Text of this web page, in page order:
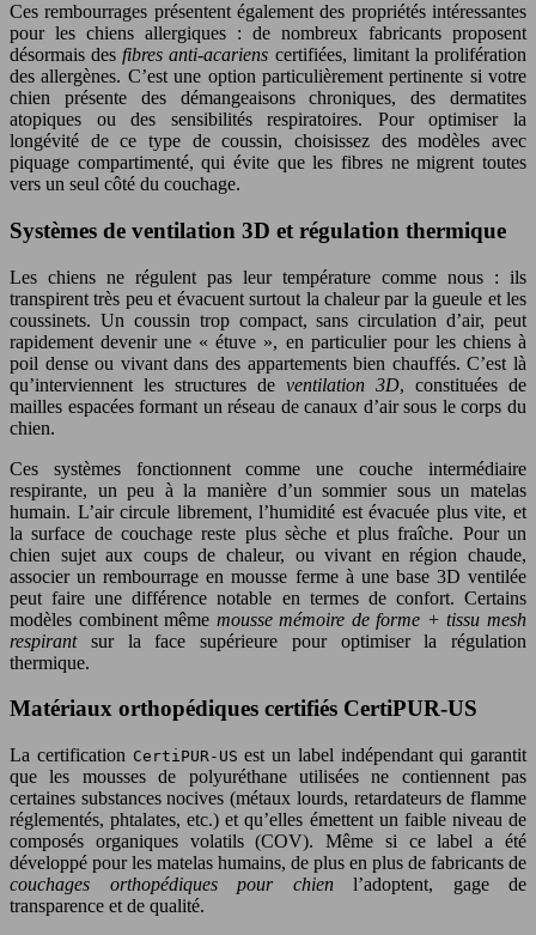
Ces rembourrages présentent également des propriétés intéressantes
pour les chiens allergiques : de nombreux fabricants proposent
désormais des fibres anti-acariens certifiées, limitant la prolifération
des allergènes. C’est une option particulièrement pertinente si votre
chien présente des démangeaisons chroniques, des dermatites
atopiques ou des sensibilités respiratoires. Pour optimiser la
longévité de ce type de coussin, choisissez des modèles avec
piquage compartimenté, qui évite que les fibres ne migrent toutes
vers un seul côté du couchage.
Systèmes de ventilation 3D et régulation thermique
Les chiens ne régulent pas leur température comme nous : ils
transpirent très peu et évacuent surtout la chaleur par la gueule et les
coussinets. Un coussin trop compact, sans circulation d’air, peut
rapidement devenir une « étuve », en particulier pour les chiens à
poil dense ou vivant dans des appartements bien chauffés. C’est là
qu’interviennent les structures de ventilation 3D, constituées de
mailles espacées formant un réseau de canaux d’air sous le corps du
chien.
Ces systèmes fonctionnent comme une couche intermédiaire
respirante, un peu à la manière d’un sommier sous un matelas
humain. L’air circule librement, l’humidité est évacuée plus vite, et
la surface de couchage reste plus sèche et plus fraîche. Pour un
chien sujet aux coups de chaleur, ou vivant en région chaude,
associer un rembourrage en mousse ferme à une base 3D ventilée
peut faire une différence notable en termes de confort. Certains
modèles combinent même mousse mémoire de forme + tissu mesh
respirantsur la face supérieure pour optimiser la régulation
thermique.
Matériaux orthopédiques certifiés CertiPUR-US
La certification CertiPUR-US est un label indépendant qui garantit
que les mousses de polyuréthane utilisées ne contiennent pas
certaines substances nocives (métaux lourds, retardateurs de flamme
réglementés, phtalates, etc.) et qu’elles émettent un faible niveau de
composés organiques volatils (COV). Même si ce label a été
développé pour les matelas humains, de plus en plus de fabricants de
couchages orthopédiques pour chienl’adoptent, gage de
transparence et de qualité.